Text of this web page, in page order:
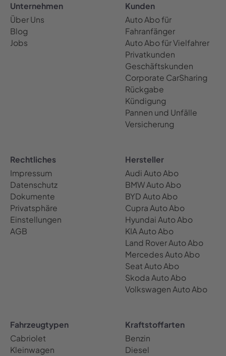
Unternehmen
Über Uns
Blog
Jobs
Kunden
Auto Abo für
Fahranfänger
Auto Abo für Vielfahrer
Privatkunden
Geschäftskunden
Corporate CarSharing
Rückgabe
Kündigung
Pannen und Unfälle
Versicherung
Rechtliches
Impressum
Datenschutz
Dokumente
Privatsphäre
Einstellungen
AGB
Hersteller
Audi Auto Abo
BMW Auto Abo
BYD Auto Abo
Cupra Auto Abo
Hyundai Auto Abo
KIA Auto Abo
Land Rover Auto Abo
Mercedes Auto Abo
Seat Auto Abo
Skoda Auto Abo
Volkswagen Auto Abo
Fahrzeugtypen
Cabriolet
Kleinwagen
Kraftstoffarten
Benzin
Diesel